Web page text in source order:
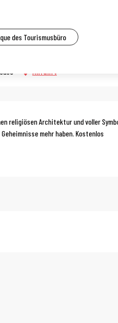
des Tourismusbüro
Anfahrt
religiösen Architektur und voller
mehr haben. Kostenlos